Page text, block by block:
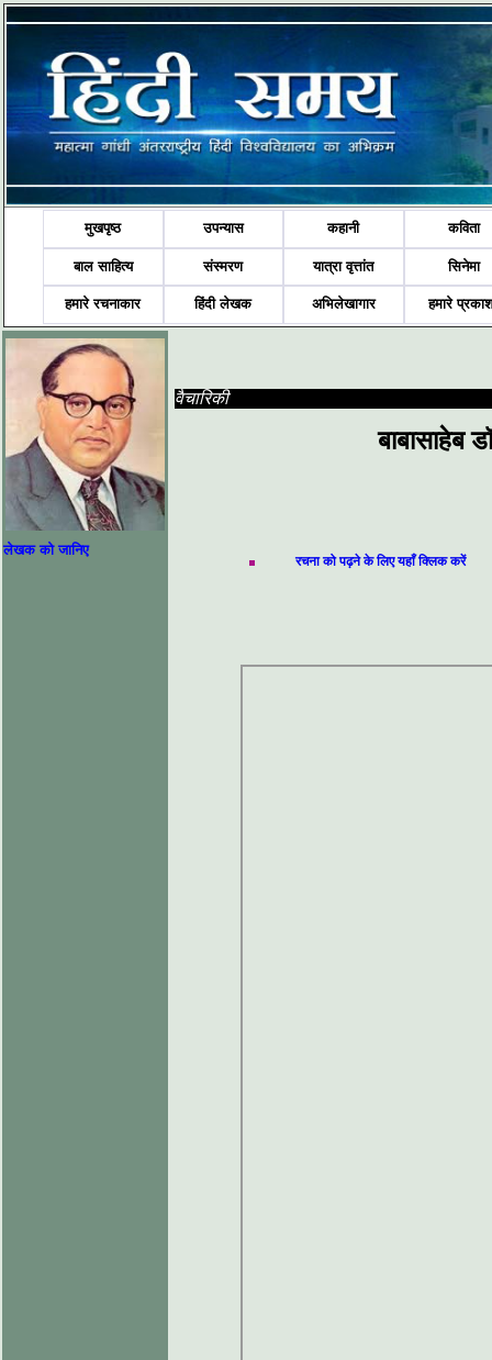
मुखपृष्ठ उपन्यास कहानी कविता
बाल साहित्य संस्मरण यात्रा वृत्तांत सिनेमा
हमारे रचनाकार हिंदी लेखक अभिलेखागार हमारे
लेखक को जानिए
वैचारिकी
बाबासाहेब
रचना को पढ़ने के लिए यहाँ क्लिक करें